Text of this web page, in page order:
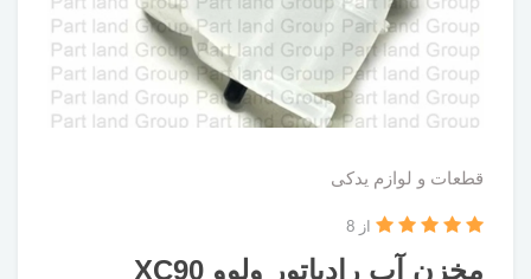
قطعات و لوازم یدکی
مخزن آب رادیاتور ولوو XC90
از 8